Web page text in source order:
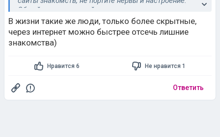
Общайтесь в реальной жизни.
В жизни такие же люди, только более скрытные,
через интернет можно быстрее отсечь лишние
знакомства)
Нравится 6 Не нравится 1
Ответить